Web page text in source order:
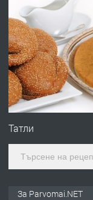
ПРЕДЛАГА
ПРЕДЛАГА
Татли
За Parvomai.NET